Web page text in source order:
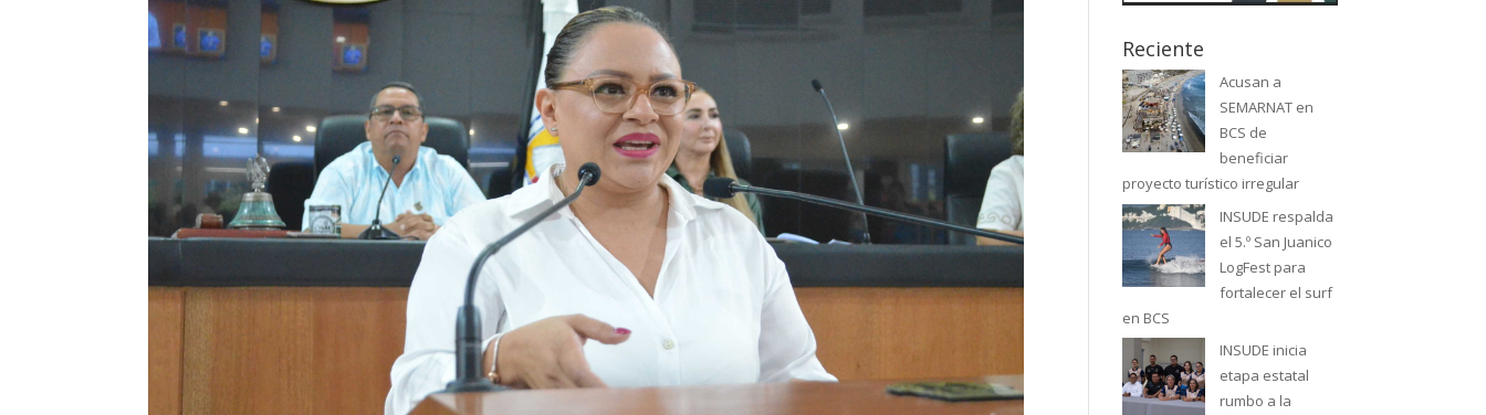
Reciente
Acusan a
SEMARNAT en
BCS de
beneficiar
proyecto turístico irregular
INSUDE respalda
el 5.º San Juanico
LogFest para
fortalecer el surf
en BCS
INSUDE inicia
etapa estatal
rumbo a la